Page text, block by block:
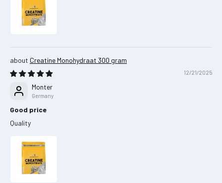
Creatine Monohydraat 300 gram
12/21/2025
Monter
Germany
Good price
Quality